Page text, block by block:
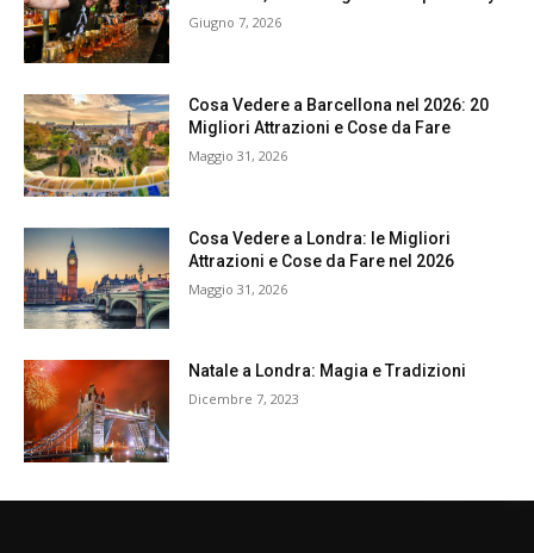
Giugno 7, 2026
Cosa Vedere a Barcellona nel 2026: 20
Migliori Attrazioni e Cose da Fare
Maggio 31, 2026
Cosa Vedere a Londra: le Migliori
Attrazioni e Cose da Fare nel 2026
Maggio 31, 2026
Natale a Londra: Magia e Tradizioni
Dicembre 7, 2023